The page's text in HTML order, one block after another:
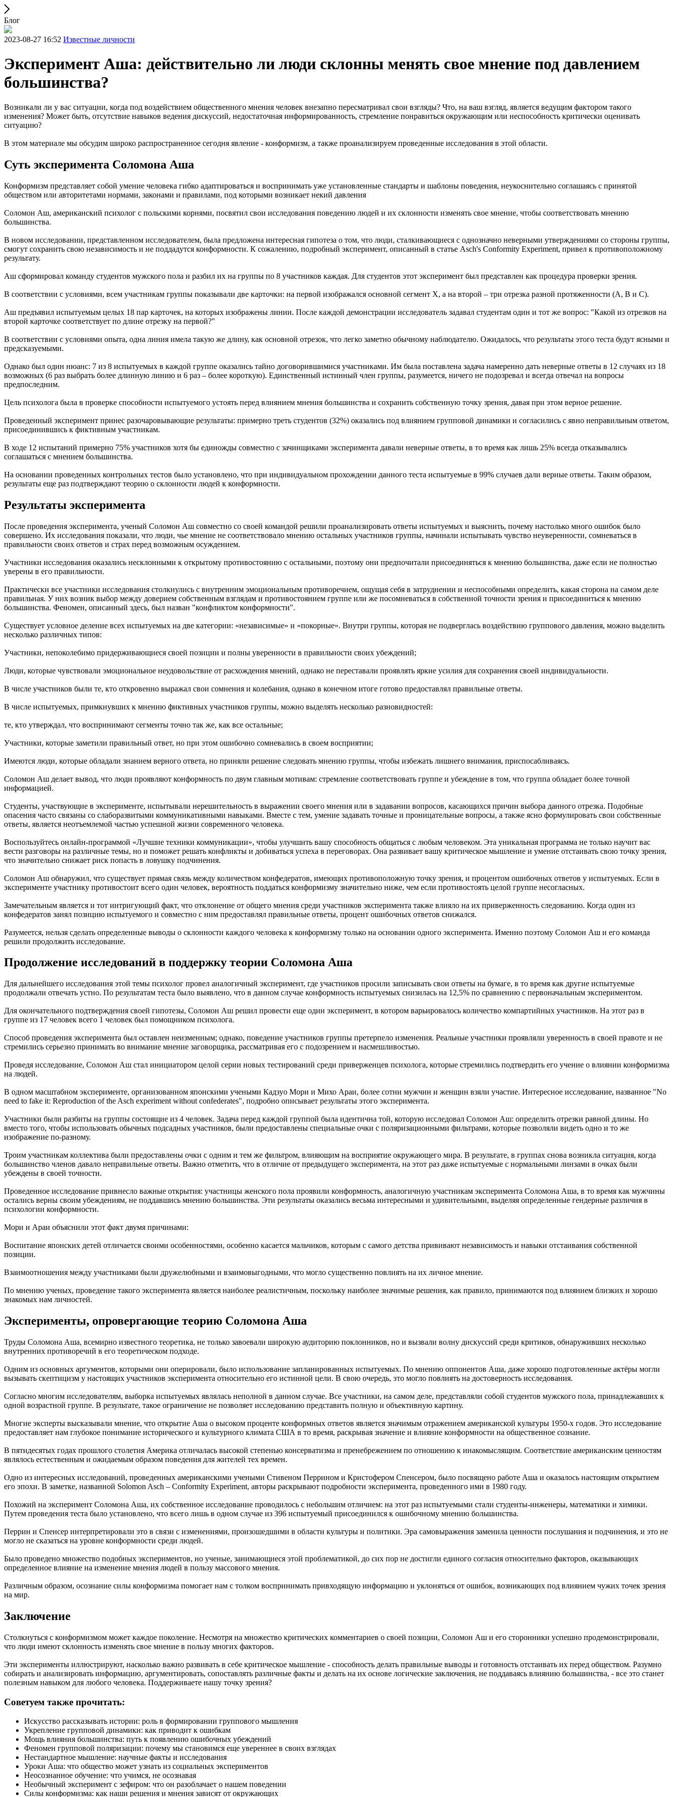
Блог
2023-08-27 16:52 Известные личности
Эксперимент Аша: действительно ли люди склонны менять свое мнение под давлением
большинства?
Возникали ли у вас ситуации, когда под воздействием общественного мнения человек внезапно пересматривал свои взгляды? Что, на ваш взгляд, является ведущим фактором такого
изменения? Может быть, отсутствие навыков ведения дискуссий, недостаточная информированность, стремление понравиться окружающим или неспособность критически оценивать
ситуацию?
В этом материале мы обсудим широко распространенное сегодня явление - конформизм, а также проанализируем проведенные исследования в этой области.
Суть эксперимента Соломона Аша
Конформизм представляет собой умение человека гибко адаптироваться и воспринимать уже установленные стандарты и шаблоны поведения, неукоснительно соглашаясь с принятой
обществом или авторитетами нормами, законами и правилами, под которыми возникает некий давления
Соломон Аш, американский психолог с польскими корнями, посвятил свои исследования поведению людей и их склонности изменять свое мнение, чтобы соответствовать мнению
большинства.
В новом исследовании, представленном исследователем, была предложена интересная гипотеза о том, что люди, сталкивающиеся с однозначно неверными утверждениями со стороны группы,
смогут сохранить свою независимость и не поддадутся конформности. К сожалению, подробный эксперимент, описанный в статье Asch's Conformity Experiment, привел к противоположному
результату.
Аш сформировал команду студентов мужского пола и разбил их на группы по 8 участников каждая. Для студентов этот эксперимент был представлен как процедура проверки зрения.
В соответствии с условиями, всем участникам группы показывали две карточки: на первой изображался основной сегмент Х, а на второй – три отрезка разной протяженности (А, В и С).
Аш предъявил испытуемым целых 18 пар карточек, на которых изображены линии. После каждой демонстрации исследователь задавал студентам один и тот же вопрос: "Какой из отрезков на
второй карточке соответствует по длине отрезку на первой?"
В соответствии с условиями опыта, одна линия имела такую же длину, как основной отрезок, что легко заметно обычному наблюдателю. Ожидалось, что результаты этого теста будут ясными и
предсказуемыми.
Однако был один нюанс: 7 из 8 испытуемых в каждой группе оказались тайно договорившимися участниками. Им была поставлена задача намеренно дать неверные ответы в 12 случаях из 18
возможных (6 раз выбрать более длинную линию и 6 раз – более короткую). Единственный истинный член группы, разумеется, ничего не подозревал и всегда отвечал на вопросы
предпоследним.
Цель психолога была в проверке способности испытуемого устоять перед влиянием мнения большинства и сохранить собственную точку зрения, давая при этом верное решение.
Проведенный эксперимент принес разочаровывающие результаты: примерно треть студентов (32%) оказались под влиянием групповой динамики и согласились с явно неправильным ответом,
присоединившись к фиктивным участникам.
В ходе 12 испытаний примерно 75% участников хотя бы единожды совместно с зачинщиками эксперимента давали неверные ответы, в то время как лишь 25% всегда отказывались
соглашаться с мнением большинства.
На основании проведенных контрольных тестов было установлено, что при индивидуальном прохождении данного теста испытуемые в 99% случаев дали верные ответы. Таким образом,
результаты еще раз подтверждают теорию о склонности людей к конформности.
Результаты эксперимента
После проведения эксперимента, ученый Соломон Аш совместно со своей командой решили проанализировать ответы испытуемых и выяснить, почему настолько много ошибок было
совершено. Их исследования показали, что люди, чье мнение не соответствовало мнению остальных участников группы, начинали испытывать чувство неуверенности, сомневаться в
правильности своих ответов и страх перед возможным осуждением.
Участники исследования оказались несклонными к открытому противостоянию с остальными, поэтому они предпочитали присоединяться к мнению большинства, даже если не полностью
уверены в его правильности.
Практически все участники исследования столкнулись с внутренним эмоциональным противоречием, ощущая себя в затруднении и неспособными определить, какая сторона на самом деле
правильная. У них возник выбор между доверием собственным взглядам и противостоянием группе или же посомневаться в собственной точности зрения и присоединиться к мнению
большинства. Феномен, описанный здесь, был назван "конфликтом конформности".
Существует условное деление всех испытуемых на две категории: «независимые» и «покорные». Внутри группы, которая не подверглась воздействию группового давления, можно выделить
несколько различных типов:
Участники, непоколебимо придерживающиеся своей позиции и полны уверенности в правильности своих убеждений;
Люди, которые чувствовали эмоциональное неудовольствие от расхождения мнений, однако не переставали проявлять яркие усилия для сохранения своей индивидуальности.
В числе участников были те, кто откровенно выражал свои сомнения и колебания, однако в конечном итоге готово предоставлял правильные ответы.
В числе испытуемых, примкнувших к мнению фиктивных участников группы, можно выделять несколько разновидностей:
те, кто утверждал, что воспринимают сегменты точно так же, как все остальные;
Участники, которые заметили правильный ответ, но при этом ошибочно сомневались в своем восприятии;
Имеются люди, которые обладали знанием верного ответа, но приняли решение следовать мнению группы, чтобы избежать лишнего внимания, приспосабливаясь.
Соломон Аш делает вывод, что люди проявляют конформность по двум главным мотивам: стремление соответствовать группе и убеждение в том, что группа обладает более точной
информацией.
Студенты, участвующие в эксперименте, испытывали нерешительность в выражении своего мнения или в задавании вопросов, касающихся причин выбора данного отрезка. Подобные
опасения часто связаны со слаборазвитыми коммуникативными навыками. Вместе с тем, умение задавать точные и проницательные вопросы, а также ясно формулировать свои собственные
ответы, является неотъемлемой частью успешной жизни современного человека.
Воспользуйтесь онлайн-программой «Лучшие техники коммуникации», чтобы улучшить вашу способность общаться с любым человеком. Эта уникальная программа не только научит вас
вести разговоры на различные темы, но и поможет решать конфликты и добиваться успеха в переговорах. Она развивает вашу критическое мышление и умение отстаивать свою точку зрения,
что значительно снижает риск попасть в ловушку подчинения.
Соломон Аш обнаружил, что существует прямая связь между количеством конфедератов, имеющих противоположную точку зрения, и процентом ошибочных ответов у испытуемых. Если в
эксперименте участнику противостоит всего один человек, вероятность поддаться конформизму значительно ниже, чем если противостоять целой группе несогласных.
Замечательным является и тот интригующий факт, что отклонение от общего мнения среди участников эксперимента также влияло на их приверженность следованию. Когда один из
конфедератов занял позицию испытуемого и совместно с ним предоставлял правильные ответы, процент ошибочных ответов снижался.
Разумеется, нельзя сделать определенные выводы о склонности каждого человека к конформизму только на основании одного эксперимента. Именно поэтому Соломон Аш и его команда
решили продолжить исследование.
Продолжение исследований в поддержку теории Соломона Аша
Для дальнейшего исследования этой темы психолог провел аналогичный эксперимент, где участников просили записывать свои ответы на бумаге, в то время как другие испытуемые
продолжали отвечать устно. По результатам теста было выявлено, что в данном случае конформность испытуемых снизилась на 12,5% по сравнению с первоначальным экспериментом.
Для окончательного подтверждения своей гипотезы, Соломон Аш решил провести еще один эксперимент, в котором варьировалось количество компартийных участников. На этот раз в
группе из 17 человек всего 1 человек был помощником психолога.
Способ проведения эксперимента был оставлен неизменным; однако, поведение участников группы претерпело изменения. Реальные участники проявляли уверенность в своей правоте и не
стремились серьезно принимать во внимание мнение заговорщика, рассматривая его с подозрением и насмешливостью.
Проведя исследование, Соломон Аш стал инициатором целой серии новых тестирований среди приверженцев психолога, которые стремились подтвердить его учение о влиянии конформизма
на людей.
В одном масштабном эксперименте, организованном японскими учеными Кадзуо Мори и Михо Араи, более сотни мужчин и женщин взяли участие. Интересное исследование, названное "No
need to fake it: Reproduction of the Asch experiment without confederates", подробно описывает результаты этого эксперимента.
Участники были разбиты на группы состоящие из 4 человек. Задача перед каждой группой была идентична той, которую исследовал Соломон Аш: определить отрезки равной длины. Но
вместо того, чтобы использовать обычных подсадных участников, были предоставлены специальные очки с поляризационными фильтрами, которые позволяли видеть одно и то же
изображение по-разному.
Троим участникам коллектива были предоставлены очки с одним и тем же фильтром, влияющим на восприятие окружающего мира. В результате, в группах снова возникла ситуация, когда
большинство членов давало неправильные ответы. Важно отметить, что в отличие от предыдущего эксперимента, на этот раз даже испытуемые с нормальными линзами в очках были
убеждены в своей точности.
Проведенное исследование привнесло важные открытия: участницы женского пола проявили конформность, аналогичную участникам эксперимента Соломона Аша, в то время как мужчины
остались верны своим убеждениям, не поддавшись мнению большинства. Эти результаты оказались весьма интересными и удивительными, выделяя определенные гендерные различия в
психологии конформности.
Мори и Араи объяснили этот факт двумя причинами:
Воспитание японских детей отличается своими особенностями, особенно касается мальчиков, которым с самого детства прививают независимость и навыки отстаивания собственной
позиции.
Взаимоотношения между участниками были дружелюбными и взаимовыгодными, что могло существенно повлиять на их личное мнение.
По мнению ученых, проведение такого эксперимента является наиболее реалистичным, поскольку наиболее значимые решения, как правило, принимаются под влиянием близких и хорошо
знакомых нам личностей.
Эксперименты, опровергающие теорию Соломона Аша
Труды Соломона Аша, всемирно известного теоретика, не только завоевали широкую аудиторию поклонников, но и вызвали волну дискуссий среди критиков, обнаруживших несколько
внутренних противоречий в его теоретическом подходе.
Одним из основных аргументов, которыми они оперировали, было использование запланированных испытуемых. По мнению оппонентов Аша, даже хорошо подготовленные актёры могли
вызывать скептицизм у настоящих участников эксперимента относительно его истинной цели. В свою очередь, это могло повлиять на достоверность исследования.
Согласно многим исследователям, выборка испытуемых являлась неполной в данном случае. Все участники, на самом деле, представляли собой студентов мужского пола, принадлежавших к
одной возрастной группе. В результате, такое ограничение не позволяет исследованию представить полную и объективную картину.
Многие эксперты высказывали мнение, что открытие Аша о высоком проценте конформных ответов является значимым отражением американской культуры 1950-х годов. Это исследование
предоставляет нам глубокое понимание исторического и культурного климата США в то время, раскрывая значение и влияние конформности на общественное сознание.
В пятидесятых годах прошлого столетия Америка отличалась высокой степенью консерватизма и пренебрежением по отношению к инакомыслящим. Соответствие американским ценностям
являлось естественным и ожидаемым образом поведения для жителей тех времен.
Одно из интересных исследований, проведенных американскими учеными Стивеном Перрином и Кристофером Спенсером, было посвящено работе Аша и оказалось настоящим открытием
его эпохи. В заметке, названной Solomon Asch – Conformity Experiment, авторы раскрывают подробности эксперимента, проведенного ими в 1980 году.
Похожий на эксперимент Соломона Аша, их собственное исследование проводилось с небольшим отличием: на этот раз испытуемыми стали студенты-инженеры, математики и химики.
Путем проведения теста было установлено, что всего лишь в одном случае из 396 испытуемый присоединился к ошибочному мнению большинства.
Перрин и Спенсер интерпретировали это в связи с изменениями, произошедшими в области культуры и политики. Эра самовыражения заменила ценности послушания и подчинения, и это не
могло не сказаться на уровне конформности среди людей.
Было проведено множество подобных экспериментов, но ученые, занимающиеся этой проблематикой, до сих пор не достигли единого согласия относительно факторов, оказывающих
определенное влияние на изменение мнения людей в пользу массового мнения.
Различным образом, осознание силы конформизма помогает нам с толком воспринимать привходящую информацию и уклоняться от ошибок, возникающих под влиянием чужих точек зрения
на мир.
Заключение
Столкнуться с конформизмом может каждое поколение. Несмотря на множество критических комментариев о своей позиции, Соломон Аш и его сторонники успешно продемонстрировали,
что люди имеют склонность изменять свое мнение в пользу многих факторов.
Эти эксперименты иллюстрируют, насколько важно развивать в себе критическое мышление - способность делать правильные выводы и готовность отстаивать их перед обществом. Разумно
собирать и анализировать информацию, аргументировать, сопоставлять различные факты и делать на их основе логические заключения, не поддаваясь влиянию большинства, - все это станет
полезным навыком для любого человека. Поддерживаете нашу точку зрения?
Советуем также прочитать:
Искусство рассказывать истории: роль в формировании группового мышления
Укрепление групповой динамики: как приводит к ошибкам
Мощь влияния большинства: путь к появлению ошибочных убеждений
Феномен групповой поляризации: почему мы становимся еще увереннее в своих взглядах
Нестандартное мышление: научные факты и исследования
Уроки Аша: что общество может узнать из социальных экспериментов
Неосознанное обучение: что учимся, не осознавая
Необычный эксперимент с зефиром: что он разоблачает о нашем поведении
Силы конформизма: как наши решения и мнения зависят от окружающих